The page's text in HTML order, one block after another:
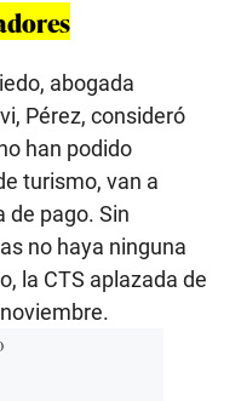
abogada
Pérez, consideró
han podido
turismo, van a
de pago. Sin
no haya ninguna
la CTS aplazada de